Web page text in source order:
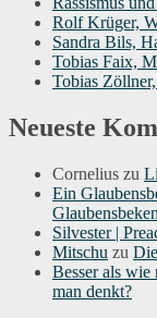
Rolf Krüger,
Sandra Bils,
Tobias Faix,
Tobias
Neueste
Cornelius zu
Ein
Silvester |
Mitschu zu
Besser als wie
man denkt?